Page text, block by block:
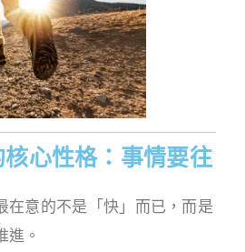
核心性格：事情要往
在意的不是「快」而已，而是
進。